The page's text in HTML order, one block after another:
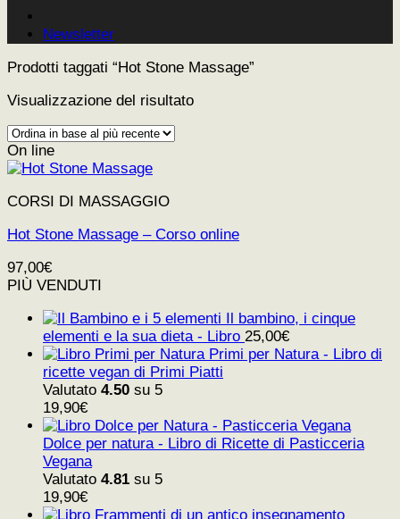
Newsletter
Prodotti taggati “Hot Stone Massage”
Visualizzazione del risultato
On line
CORSI DI MASSAGGIO
Hot Stone Massage – Corso online
97,00€
PIÙ VENDUTI
Il bambino, i cinque
elementi e la sua dieta - Libro 25,00€
Primi per Natura - Libro di
ricette vegan di Primi Piatti
Valutato 4.50 su 5
19,90€
Dolce per natura - Libro di Ricette di Pasticceria
Vegana
Valutato 4.81 su 5
19,90€